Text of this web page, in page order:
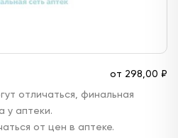
от 298, 00 ₽
отличаться, финальная
у аптеки.
от цен в аптеке.